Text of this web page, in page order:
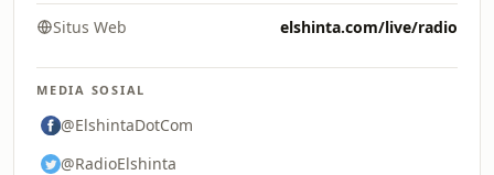
Situs Web elshinta.com/live/radio
MEDIA SOSIAL
@ElshintaDotCom
@RadioElshinta